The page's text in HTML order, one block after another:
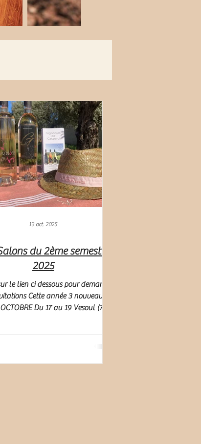
du 2ème semestre
2025
le lien ci dessous pour demander
Cette année 3 nouveaux
Du 17 au 19 Vesoul (70)
13 oct. 2025